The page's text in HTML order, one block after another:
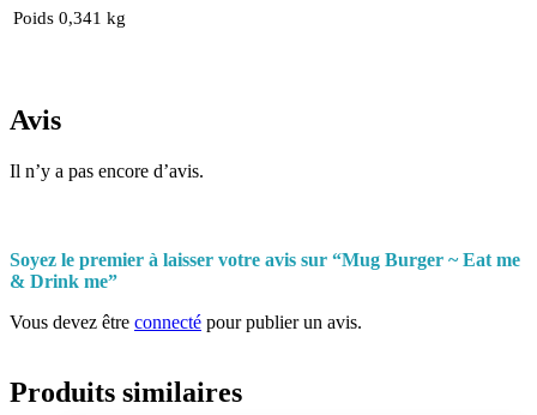
Poids 0,341 kg
Avis
Il n’y a pas encore d’avis.
Soyez le premier à laisser votre avis sur “Mug Burger ~ Eat me
& Drink me”
Vous devez être connecté pour publier un avis.
Produits similaires